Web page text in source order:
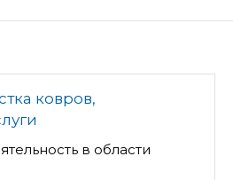
ковров,
в области